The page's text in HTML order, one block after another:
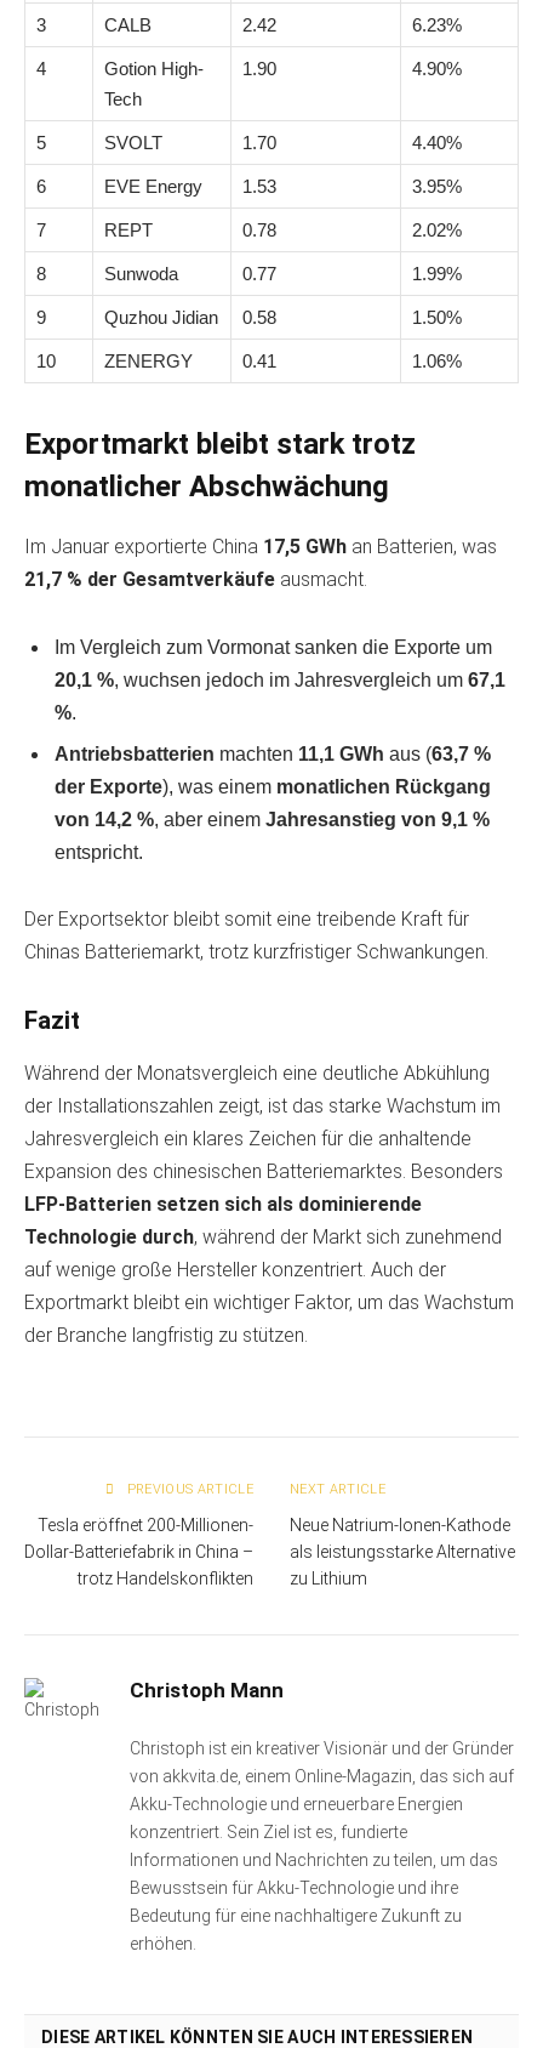
3 CALB 2.42 6.23%
4
Gotion High-
Tech
1.90 4.90%
5 SVOLT 1.70 4.40%
6 EVE Energy 1.53 3.95%
7 REPT 0.78 2.02%
8 Sunwoda 0.77 1.99%
9 Quzhou Jidian 0.58 1.50%
10 ZENERGY 0.41 1.06%
Exportmarkt bleibt stark trotz
monatlicher Abschwächung
Im Januar exportierte China 17,5 GWh an Batterien, was
21,7 % der Gesamtverkäufe ausmacht.
Im Vergleich zum Vormonat sanken die Exporte um
20,1 %, wuchsen jedoch im Jahresvergleich um 67,1
%.
Antriebsbatterien machten 11,1 GWh aus (63,7 %
der Exporte), was einem monatlichen Rückgang
von 14,2 %, aber einem Jahresanstieg von 9,1 %
entspricht.
Der Exportsektor bleibt somit eine treibende Kraft für
Chinas Batteriemarkt, trotz kurzfristiger Schwankungen.
Fazit
Während der Monatsvergleich eine deutliche Abkühlung
der Installationszahlen zeigt, ist das starke Wachstum im
Jahresvergleich ein klares Zeichen für die anhaltende
Expansion des chinesischen Batteriemarktes. Besonders
LFP-Batterien setzen sich als dominierende
Technologie durch, während der Markt sich zunehmend
auf wenige große Hersteller konzentriert. Auch der
Exportmarkt bleibt ein wichtiger Faktor, um das Wachstum
der Branche langfristig zu stützen.
PREVIOUS ARTICLE
Tesla eröffnet 200-Millionen-
Dollar-Batteriefabrik in China –
trotz Handelskonflikten
NEXT ARTICLE
Neue Natrium-Ionen-Kathode
als leistungsstarke Alternative
zu Lithium
Christoph Mann
Christoph ist ein kreativer Visionär und der Gründer
von akkvita.de, einem Online-Magazin, das sich auf
Akku-Technologie und erneuerbare Energien
konzentriert. Sein Ziel ist es, fundierte
Informationen und Nachrichten zu teilen, um das
Bewusstsein für Akku-Technologie und ihre
Bedeutung für eine nachhaltigere Zukunft zu
erhöhen.
DIESE ARTIKEL KÖNNTEN SIE AUCH INTERESSIEREN